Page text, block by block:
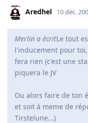
Aredhel 10 déc.
Merlin a écritLe tout
l'inducement pour
fera rien (c'est une
piquera le JV
Ou alors faire de ton
et soit à meme de
Tirstelune...)